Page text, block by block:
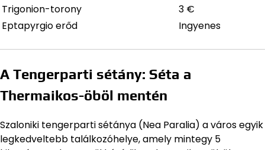
Trigonion-torony
3 €
Eptapyrgio erőd
Ingyenes
A Tengerparti sétány: Séta a
Thermaikos-öböl mentén
Szaloniki tengerparti sétánya (Nea Paralia) a város egyik
legkedveltebb találkozóhelye, amely mintegy 5